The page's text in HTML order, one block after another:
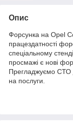
Опис
Форсунка на Opel
працездатності
спеціальному
просмажі є нові
Прегладжуємо СТО
на послуги.